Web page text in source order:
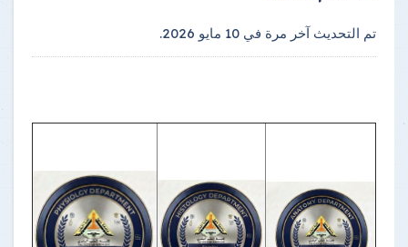
تم التحديث آخر مرة في 10 مايو 2026 .